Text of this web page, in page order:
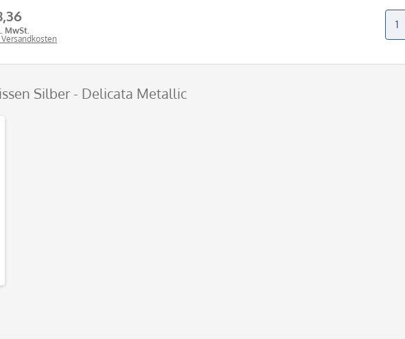
MwSt.
Versandkosten
Silber - Delicata Metallic